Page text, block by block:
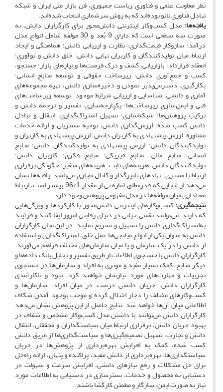
نظر معاونت علمی و فناوری ریاست جمهوری، فن بازار ملی ایران و شبکه
تبادل فناوری نانو بوده‌‌اند که به روش سرشماری انتخاب شده‌‌اند.
یافته‌‌ها: مدل کسب‌وکار اینترنتی دانش‌‌محور برای کارگزاران دانش، به
صورت سه سطحی است که دارای 9 بُعد و 30 مولفه شامل انواع مدل
درآمد؛ سازوکار قیمت‌‌گذاری؛ نظارت و ارزیابی دانش؛ هماهنگی و ایجاد
ارتباط میان تولیدکنندگان و کاربران نهایی دانش؛ خلق دانش و نوآوری؛
انعقاد قرارداد؛ بازاریابی، کشف و درک فرصت‌‌ها و نیازهای بازار؛ جستجو،
کسب و جمع‌‌آوری دانش؛ زیرساخت حقوقی و توسعه منابع انسانی؛
بکارگیری، دسترس‌‌پذیر نمودن و ذخیره‌‌سازی دانش، تهیه مجموعه‌‌های
آماری و دانشی؛ شناسایی و ارزیابی شرایط موجود؛ توسعه زیرساخت‌‌های
فنی و ایمن‌‌سازی زیرساخت‌‌ها؛ یکپارچه‌‌سازی، تفسیر و ترجمه دانش و
ترکیب پژوهش‌‌ها؛ شبکه‌‌سازی؛ تسهیل اشتراک‌‌گذاری، انتقال و تبادل
دانش کسب شده؛ ارزش‌‌گذاری دانش، توجیه مشتریان و ارائه خدمات
مشاوره؛ ارزش پیشنهادی به کاربران دانش؛ ارزش پیشنهادی به کاربران و
تولیدکنندگان دانش؛ ارزش پیشنهادی به تولیدکنندگان دانش؛ منابع
انسانی؛ منابع مالی؛ منابع فیزیکی؛ منابع فکری؛ کاربران دانش؛
تولیدکنندگان دانش؛ هزینه‌‌های ثابت؛ هزینه‌‌های متغیر؛ چگونگی برقراری
ارتباط با مشتری؛ نهادهای تاثیرگذار و کانال مجازی می‌‌باشد. یافته‌‌ها نشان
می‌‌دهد از آنجایی که قدرمطلق آماره تی از مقدار 96/1 بیشتر است، ارتباط
معناداری میان مولفه‌‌ها در مدل مفهومی پژوهش وجود دارد.
نتیجه‌‌گیری:کسب‌وکارهای اینترنتی دانش‌‌محور با کارکردها و ویژگی‌‌هایی
که دارند، می‌‌توانند نقشی حیاتی در دنیای رقابتی امروز ایفا ‌‌کنند و فرآیند
به‌‌اشتراک‌‌گذاری دانش را تسهیل و تسریع نمایند. در این میان کارگزاران
دانش به عنوان یکی از انواع میانجی‌‌ها عمل خلق، اشتراک‌‌گذاری و استفاده
از دانش را در یک سازمان و یا میان سازمان‌های مختلف فراهم می‌آورند.
کارگزاران دانش با جستجوی اطلاعات از طریق تفسیر و تحلیل بانک داده‌ها و
دیگر منابع، کمک بسیار مفید و موثری به افراد و سازمان‌ها در جستجوی
تجربیات و مهارت‌‌های مورد نیازشان خواهند کرد. نبود و ناکارآمدی
کارگزاران دانش، جریان دانشی درست در میان افراد، سازمان‌‌ها و
کسب‌وکارهای مختلف را دچار اختلال کرده و موجب بوجود آمدن شکاف‌‌
اطلاعاتی میان آن‌‌ها خواهد شد. نتایج حاصل از این پژوهش نشان می‌‌دهد
کارگزاران دانش ‌‌می‌‌توانند با داشتن مدل کسب‌وکار مشخص و شفاف در
بهبود جریان دانش، برقراری ارتباط میان سیاستگذاران و محققان، انتقال
دانش و تجارب، تسهیل تصمیم‌‌گیری‌‌ها و سیاست‌‌گذاری‌‌ها از طریق دانش
کسب شده، کمک به افزایش بهره‌‌برداری از پژوهش‌‌ها در جریان
سیاستگذاری‌‌ها، بهره‌‌برداری از دانش مفید، پراکنده و پنهان، ارائه راه‌‌حل
برای حل مشکلات و رفع نیازهای دانشی، افزایش سرعت و سهولت در
دستیابی به محصول و خدمات، بسترسازی در دستیابی به اطلاعات مورد
نیاز به صورت ایمن، سازگار و مطمئن کارگشا باشند.